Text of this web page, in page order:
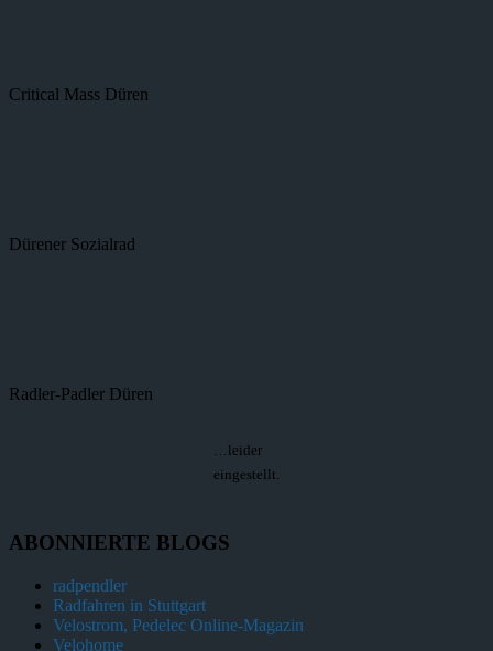
Critical Mass Düren
Dürener Sozialrad
Radler-Padler Düren
…leider
eingestellt.
ABONNIERTE BLOGS
radpendler
Radfahren in Stuttgart
Velostrom, Pedelec Online-Magazin
Velohome